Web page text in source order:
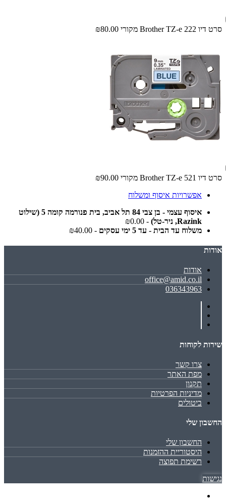
סרט דיו Brother TZ-e 222 מקורי ₪80.00
סרט דיו Brother TZ-e 521 מקורי
₪90.00
אפשרויות איסוף ומשלוח
איסוף עצמי - בן צבי 84 תל אביב, בית פנורמה קומה 5 (שילוט
Razink, ניר-טל)
- ₪0.00
משלוח עד הבית - עד 5 ימי עסקים
- ₪40.00
אודות
אודות
office@amid.co.il
036343963
שירות לקוחות
צרו קשר
מפת האתר
תקנון
מדיניות הפרטיות
ביטולים
החשבון שלי
החשבון שלי
היסטוריית ההזמנות
רשימת תפוצה
נגישות